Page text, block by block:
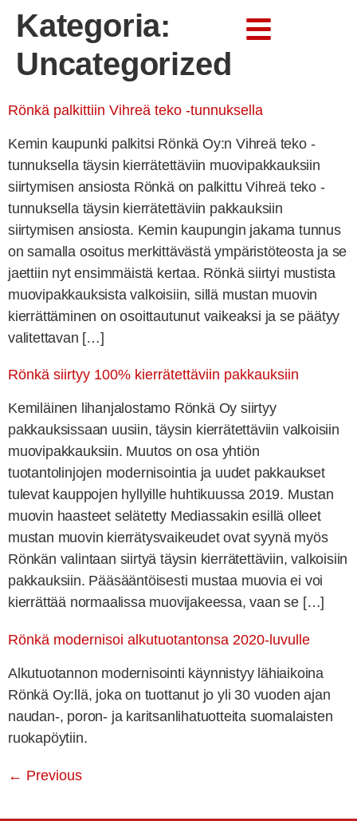
Kategoria:
Uncategorized
Rönkä palkittiin Vihreä teko -tunnuksella
Kemin kaupunki palkitsi Rönkä Oy:n Vihreä teko -
tunnuksella täysin kierrätettäviin muovipakkauksiin
siirtymisen ansiosta Rönkä on palkittu Vihreä teko -
tunnuksella täysin kierrätettäviin pakkauksiin
siirtymisen ansiosta. Kemin kaupungin jakama tunnus
on samalla osoitus merkittävästä ympäristöteosta ja se
jaettiin nyt ensimmäistä kertaa. Rönkä siirtyi mustista
muovipakkauksista valkoisiin, sillä mustan muovin
kierrättäminen on osoittautunut vaikeaksi ja se päätyy
valitettavan […]
Rönkä siirtyy 100% kierrätettäviin pakkauksiin
Kemiläinen lihanjalostamo Rönkä Oy siirtyy
pakkauksissaan uusiin, täysin kierrätettäviin valkoisiin
muovipakkauksiin. Muutos on osa yhtiön
tuotantolinjojen modernisointia ja uudet pakkaukset
tulevat kauppojen hyllyille huhtikuussa 2019. Mustan
muovin haasteet selätetty Mediassakin esillä olleet
mustan muovin kierrätysvaikeudet ovat syynä myös
Rönkän valintaan siirtyä täysin kierrätettäviin, valkoisiin
pakkauksiin. Pääsääntöisesti mustaa muovia ei voi
kierrättää normaalissa muovijakeessa, vaan se […]
Rönkä modernisoi alkutuotantonsa 2020-luvulle
Alkutuotannon modernisointi käynnistyy lähiaikoina
Rönkä Oy:llä, joka on tuottanut jo yli 30 vuoden ajan
naudan-, poron- ja karitsanlihatuotteita suomalaisten
ruokapöytiin.
← Previous